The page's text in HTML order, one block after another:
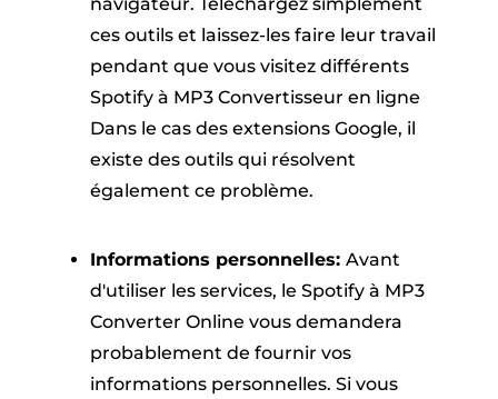
ces outils et laissez-les faire leur travail
pendant que vous visitez différents
Spotify à MP3 Convertisseur en ligne
Dans le cas des extensions Google, il
existe des outils qui résolvent
également ce problème.
Informations personnelles: Avant
d'utiliser les services, le Spotify à MP3
Converter Online vous demandera
probablement de fournir vos
informations personnelles. Si vous